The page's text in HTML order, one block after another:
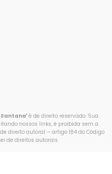
Santana" é de direito reservado. Sua
nossos links, é proibida sem a
direito autoral – artigo 184 do Código
de direitos autorais.